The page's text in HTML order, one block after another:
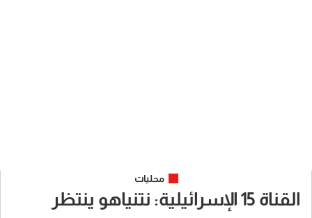
محليات
القناة 15 الإسرائيلية: نتنياهو ينتظر